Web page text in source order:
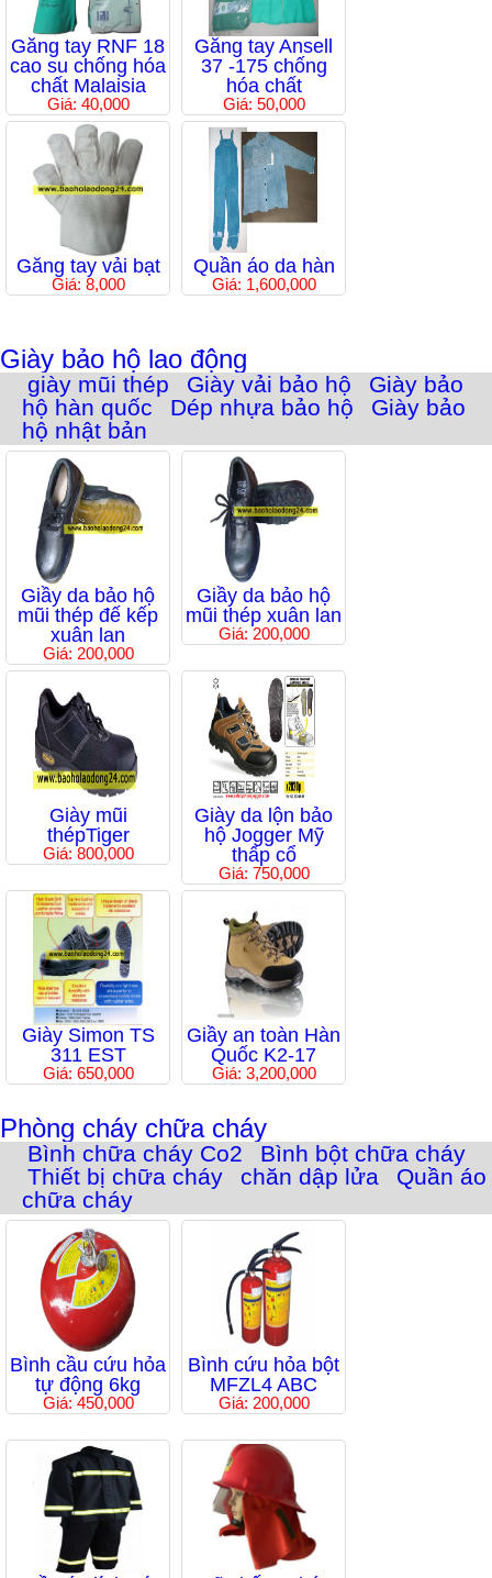
Găng tay RNF 18
cao su chống hóa
chất Malaisia
Giá: 40,000
Găng tay Ansell
37 -175 chống
hóa chất
Giá: 50,000
Găng tay vải bạt
Giá: 8,000
Quần áo da hàn
Giá: 1,600,000
Giày bảo hộ lao động
giày mũi thép Giày vải bảo hộ
Giày bảo
hộ hàn quốc
Dép nhựa bảo hộ
Giày bảo
hộ nhật bản
Giầy da bảo hộ
mũi thép đế kếp
xuân lan
Giá: 200,000
Giầy da bảo hộ
mũi thép xuân lan
Giá: 200,000
Giày mũi
thépTiger
Giá: 800,000
Giày da lộn bảo
hộ Jogger Mỹ
thấp cổ
Giá: 750,000
Giày Simon TS
311 EST
Giá: 650,000
Giầy an toàn Hàn
Quốc K2-17
Giá: 3,200,000
Phòng cháy chữa cháy
Bình chữa cháy Co2
Bình bột chữa cháy
Thiết bị chữa cháy
chăn dập lửa
Quần áo
chữa cháy
Bình cầu cứu hỏa
tự động 6kg
Giá: 450,000
Bình cứu hỏa bột
MFZL4 ABC
Giá: 200,000